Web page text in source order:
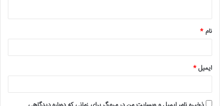
*
نام *
ایمیل*